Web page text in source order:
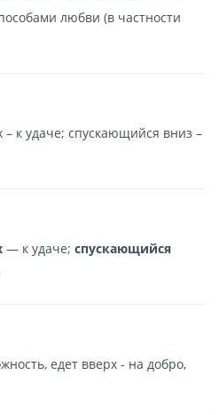
любви (в частности
к удаче; спускающийся вниз –
— к удаче; спускающийся
едет вверх - на добро,